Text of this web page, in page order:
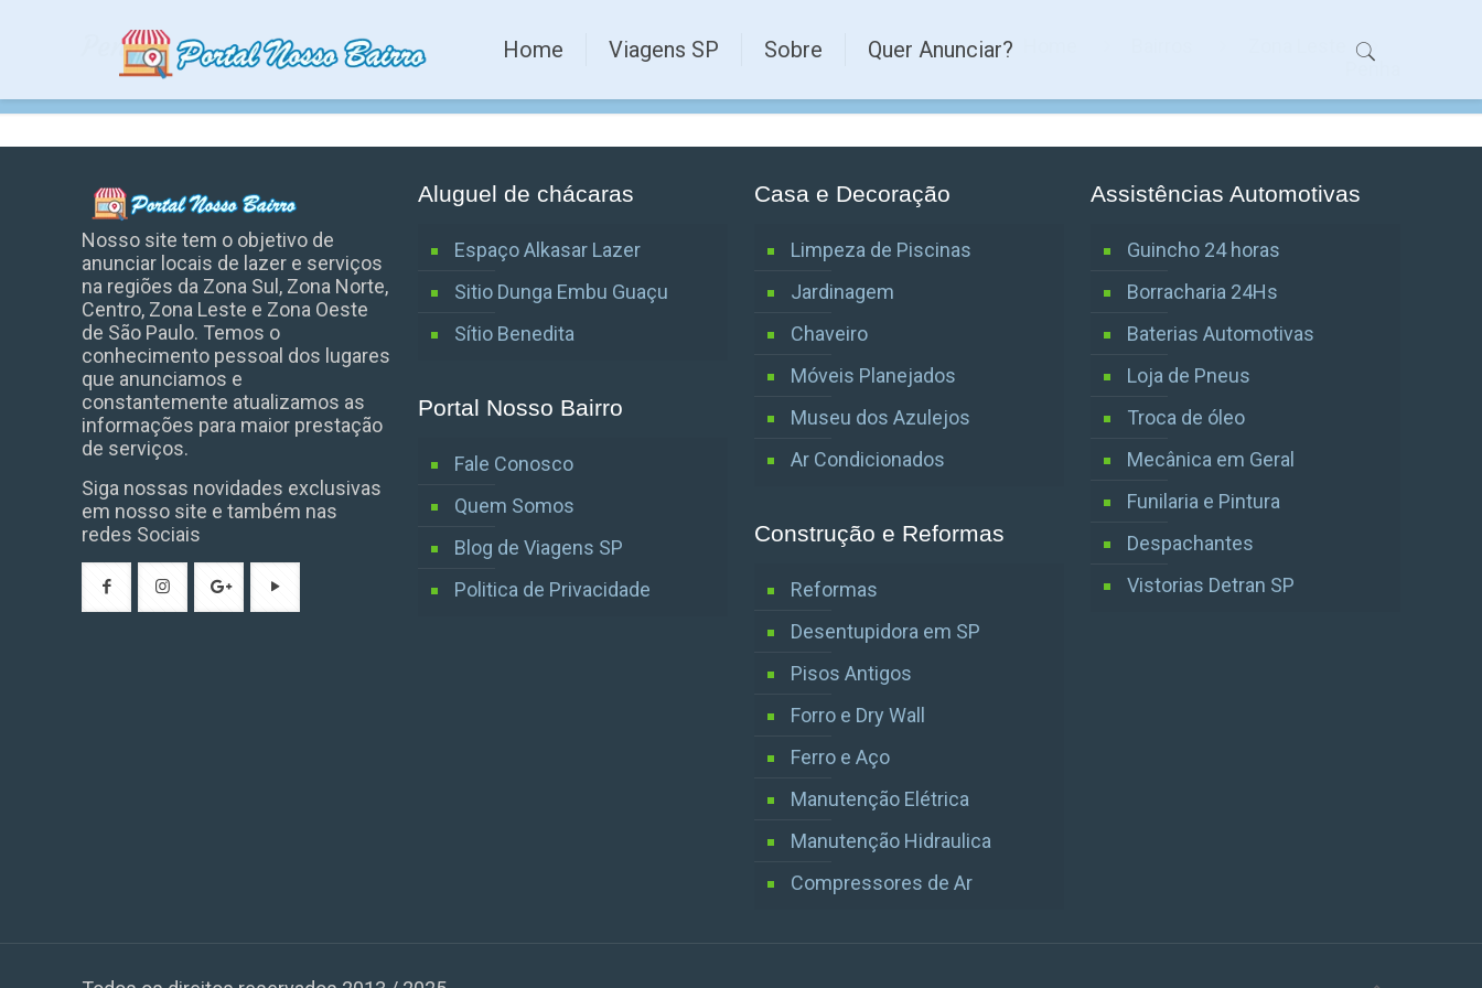
Home Viagens SP Sobre Quer Anunciar?
Penha
Nosso site tem o objetivo de
anunciar locais de lazer e serviços
na regiões da Zona Sul, Zona Norte,
Centro, Zona Leste e Zona Oeste
de São Paulo. Temos o
conhecimento pessoal dos lugares
que anunciamos e
constantemente atualizamos as
informações para maior prestação
de serviços.
Siga nossas novidades exclusivas
em nosso site e também nas
redes Sociais
Aluguel de chácaras
Espaço Alkasar Lazer
Sitio Dunga Embu Guaçu
Sítio Benedita
Portal Nosso Bairro
Fale Conosco
Quem Somos
Blog de Viagens SP
Politica de Privacidade
Casa e Decoração
Limpeza de Piscinas
Jardinagem
Chaveiro
Móveis Planejados
Museu dos Azulejos
Ar Condicionados
Construção e Reformas
Reformas
Desentupidora em SP
Pisos Antigos
Forro e Dry Wall
Ferro e Aço
Manutenção Elétrica
Manutenção Hidraulica
Compressores de Ar
Assistências Automotivas
Guincho 24 horas
Borracharia 24Hs
Baterias Automotivas
Loja de Pneus
Troca de óleo
Mecânica em Geral
Funilaria e Pintura
Despachantes
Vistorias Detran SP